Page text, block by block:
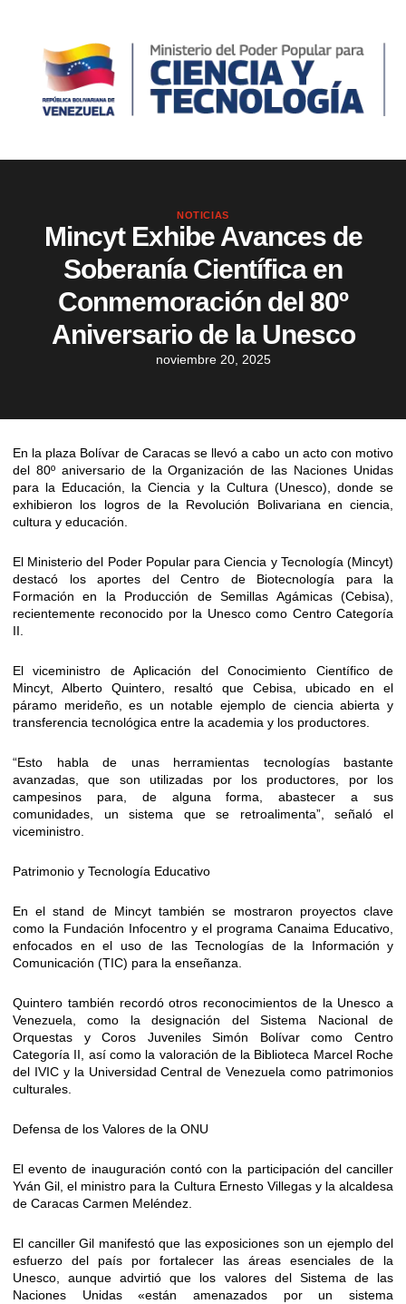
NOTICIAS
Mincyt Exhibe Avances de
Soberanía Científica en
Conmemoración del 80º
Aniversario de la Unesco
noviembre 20, 2025
En la plaza Bolívar de Caracas se llevó a cabo un acto con motivo
del 80º aniversario de la Organización de las Naciones Unidas
para la Educación, la Ciencia y la Cultura (Unesco), donde se
exhibieron los logros de la Revolución Bolivariana en ciencia,
cultura y educación.
El Ministerio del Poder Popular para Ciencia y Tecnología (Mincyt)
destacó los aportes del Centro de Biotecnología para la
Formación en la Producción de Semillas Agámicas (Cebisa),
recientemente reconocido por la Unesco como Centro Categoría
II.
El viceministro de Aplicación del Conocimiento Científico de
Mincyt, Alberto Quintero, resaltó que Cebisa, ubicado en el
páramo merideño, es un notable ejemplo de ciencia abierta y
transferencia tecnológica entre la academia y los productores.
“Esto habla de unas herramientas tecnologías bastante
avanzadas, que son utilizadas por los productores, por los
campesinos para, de alguna forma, abastecer a sus
comunidades, un sistema que se retroalimenta”, señaló el
viceministro.
Patrimonio y Tecnología Educativo
En el stand de Mincyt también se mostraron proyectos clave
como la Fundación Infocentro y el programa Canaima Educativo,
enfocados en el uso de las Tecnologías de la Información y
Comunicación (TIC) para la enseñanza.
Quintero también recordó otros reconocimientos de la Unesco a
Venezuela, como la designación del Sistema Nacional de
Orquestas y Coros Juveniles Simón Bolívar como Centro
Categoría II, así como la valoración de la Biblioteca Marcel Roche
del IVIC y la Universidad Central de Venezuela como patrimonios
culturales.
Defensa de los Valores de la ONU
El evento de inauguración contó con la participación del canciller
Yván Gil, el ministro para la Cultura Ernesto Villegas y la alcaldesa
de Caracas Carmen Meléndez.
El canciller Gil manifestó que las exposiciones son un ejemplo del
esfuerzo del país por fortalecer las áreas esenciales de la
Unesco, aunque advirtió que los valores del Sistema de las
Naciones Unidas «están amenazados por un sistema